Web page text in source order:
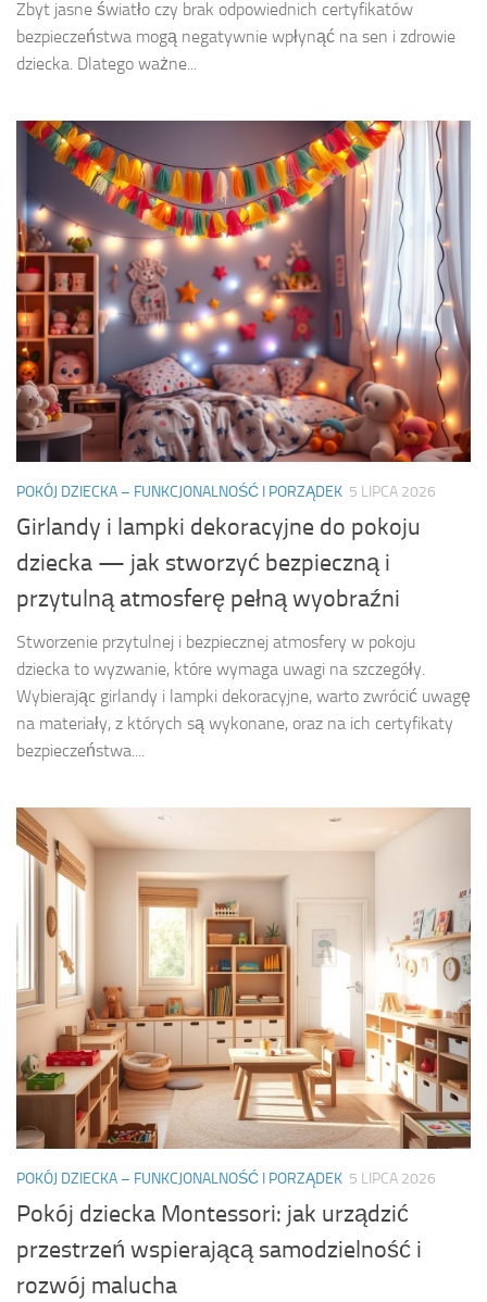
Zbyt jasne światło czy brak odpowiednich certyfikatów
bezpieczeństwa mogą negatywnie wpłynąć na sen i zdrowie
dziecka. Dlatego ważne...
POKÓJ DZIECKA – FUNKCJONALNOŚĆ I PORZĄDEK 5 LIPCA 2026
Girlandy i lampki dekoracyjne do pokoju
dziecka — jak stworzyć bezpieczną i
przytulną atmosferę pełną wyobraźni
Stworzenie przytulnej i bezpiecznej atmosfery w pokoju
dziecka to wyzwanie, które wymaga uwagi na szczegóły.
Wybierając girlandy i lampki dekoracyjne, warto zwrócić uwagę
na materiały, z których są wykonane, oraz na ich certyfikaty
bezpieczeństwa....
POKÓJ DZIECKA – FUNKCJONALNOŚĆ I PORZĄDEK 5 LIPCA 2026
Pokój dziecka Montessori: jak urządzić
przestrzeń wspierającą samodzielność i
rozwój malucha